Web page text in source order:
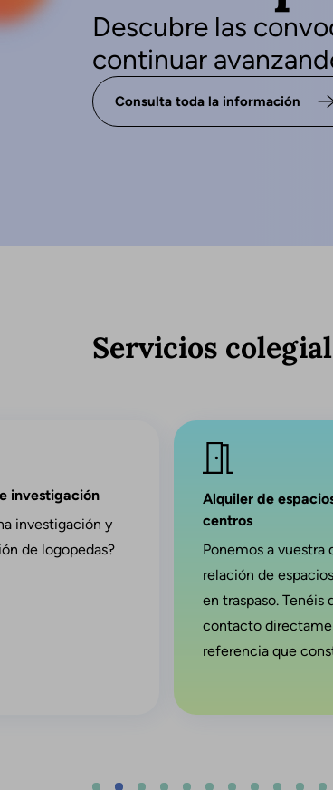
Descubre las
continuar
Consulta toda la información
Servicios
investigación
investigación y
de logopedas?
Imagen
Alquiler de
centros
Ponemos a vuestra
relación de
en traspaso. Tenéis
contacto
referencia que